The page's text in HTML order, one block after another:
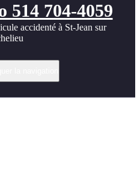
514 704-4059
accidenté à St-Jean sur